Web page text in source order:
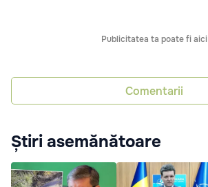
Publicitatea ta poate fi aici
Comentarii
Știri asemănătoare